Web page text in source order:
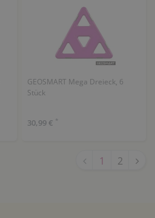
GEOSMART Mega Dreieck, 6
Stück
30,99 € *
1 2